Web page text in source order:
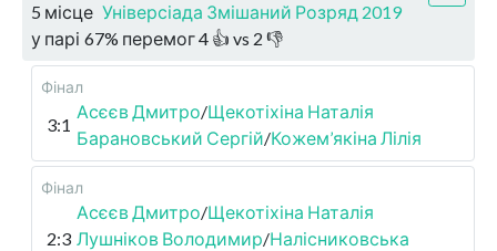
5 місце Універсіада Змішаний Розряд 2019
у парі 67% перемог4 👍 vs 2 👎
Фінал
3:1
Асєєв Дмитро/Щекотіхіна Наталія
Барановський Сергій/Кожем’якіна Лілія
Фінал
2:3
Асєєв Дмитро/Щекотіхіна Наталія
Лушніков Володимир/Налісниковська